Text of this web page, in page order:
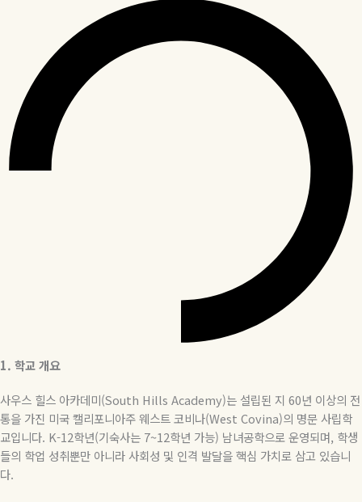
1. 학교개요
사우스 힐스 아카데미(South Hills Academy)는 설립된 지 60년 이상의 전
통을 가진 미국 캘리포니아주 웨스트 코비나(West Covina)의 명문 사립학
교입니다. K-12학년(기숙사는 7~12학년 가능) 남녀공학으로 운영되며, 학생
들의 학업 성취뿐만 아니라 사회성 및 인격 발달을 핵심 가치로 삼고 있습니
다.